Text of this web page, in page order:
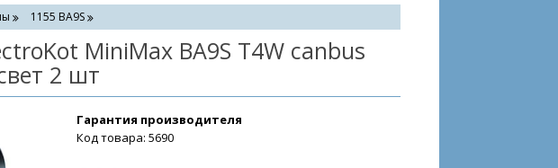
1155 BA9S
MiniMax BA9S T4W canbus
2 шт
Гарантия производителя
Код товара: 5690